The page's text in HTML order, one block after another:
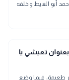
أبو الغيط وخلفه
في مثل هذه
تعيشي يا
طعيمة، فيما وضع